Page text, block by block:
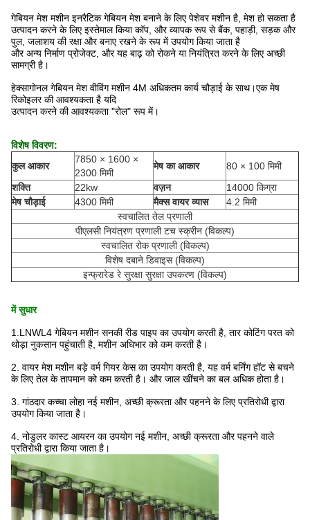
गेबियन मेश मशीन इनरैटिक गेबियन मेश बनाने के लिए पेशेवर मशीन है, मेश हो सकता है
उत्पादन करने के लिए इस्तेमाल कियाकॉप, और व्यापक रूप से बैंक, पहाड़ी, सड़क और
पुल, जलाशय की रक्षा और बनाए रखने के रूप में उपयोग किया जाता है
और अन्य निर्माण प्रोजेक्ट, और यह बाढ़ को रोकने या नियंत्रित करने के लिए अच्छी
सामग्री है।
हेक्सागोनल गेबियन मेश वीविंग मशीन 4M अधिकतम कार्य चौड़ाई के साथ।एक मेष
रिकोइलर की आवश्यकता है यदि
उत्पादन करने की आवश्यकता"रोल" रूप में।
विशेष विवरण:
कुल आकार
7850 × 1600 ×
2300 मिमी
मेष का आकार
80 × 100 मिमी
शक्ति
22kw वज़न
14000 किग्रा
मेष चौड़ाई
4300 मिमी मैक्स वायर व्यास
4.2 मिमी
स्वचालित तेल प्रणाली
पीएलसी नियंत्रण प्रणाली टच स्क्रीन (विकल्प)
स्वचालित रोक प्रणाली (विकल्प)
विशेष दबाने डिवाइस (विकल्प)
इन्फ्रारेड रे सुरक्षा सुरक्षा उपकरण (विकल्प)
में सुधार
1.LNWL4 गेबियन मशीन सनकी रीड पाइप का उपयोग करती है, तार कोटिंग परत को
थोड़ा नुकसान पहुंचाती है, मशीन अधिभार को कम करती है।
2. वायर मेश मशीन बड़े वर्म गियर केस का उपयोग करती है, यह वर्म बर्निंग हॉट से बचने
के लिए तेल के तापमान को कम करती है। और जाल खींचने का बल अधिक होता है।
3. गांठदार कच्चा लोहा नई मशीन, अच्छी क्रूरता और पहनने के लिए प्रतिरोधी द्वारा
उपयोग किया जाता है।
4. नोडुलर कास्ट आयरन का उपयोग नई मशीन, अच्छी क्रूरता और पहनने वाले
प्रतिरोधी द्वारा किया जाता है।